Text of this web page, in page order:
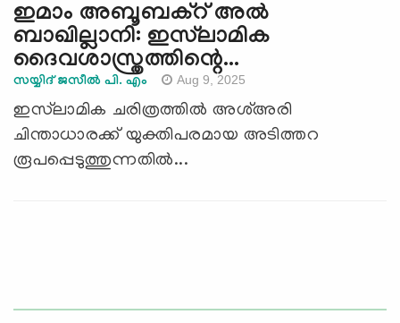
ഇമാം അബൂബക്റ് അല്‍
ബാഖില്ലാനി: ഇസ്‍ലാമിക
ദൈവശാസ്ത്രത്തിന്റെ...
സയ്യിദ് ജസീൽ പി. എം Aug 9, 2025
ഇസ്‍ലാമിക ചരിത്രത്തില്‍ അശ്അരി
ചിന്താധാരക്ക് യുക്തിപരമായ അടിത്തറ
രൂപപ്പെടുത്തുന്നതില്‍...